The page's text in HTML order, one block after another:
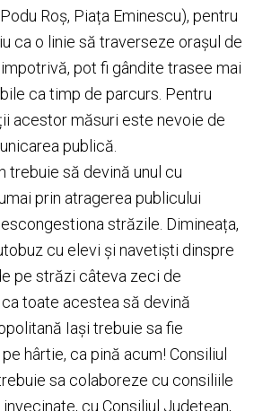
Roș, Piața Eminescu), pentru
ca o linie să traverseze orașul de
pot fi gândite trasee mai
ca timp de parcurs. Pentru
acestor măsuri este nevoie de
publică.
trebuie să devină unul cu
prin atragerea publicului
străzile. Dimineața,
cu elevi și navetiști dinspre
pe străzi câteva zeci de
toate acestea să devină
Iași trebuie sa fie
hârtie, ca pină acum! Consiliul
sa colaboreze cu consiliile
cu Consiliul Județean,